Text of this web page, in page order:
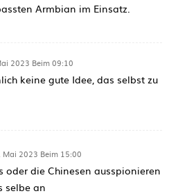
Armbian im Einsatz.
2023 Beim 09:10
keine gute Idee, das selbst zu
Mai 2023 Beim 15:00
oder die Chinesen ausspionieren
selbe an